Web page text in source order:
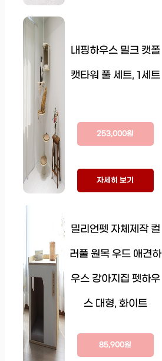
내핑하우스 밀크 캣폴
캣타워 풀 세트, 1세트
253,000원
자세히 보기
밀리언펫 자체제작 컬
러풀 원목 우드 애견하
우스 강아지집 펫하우
스 대형, 화이트
85,900원